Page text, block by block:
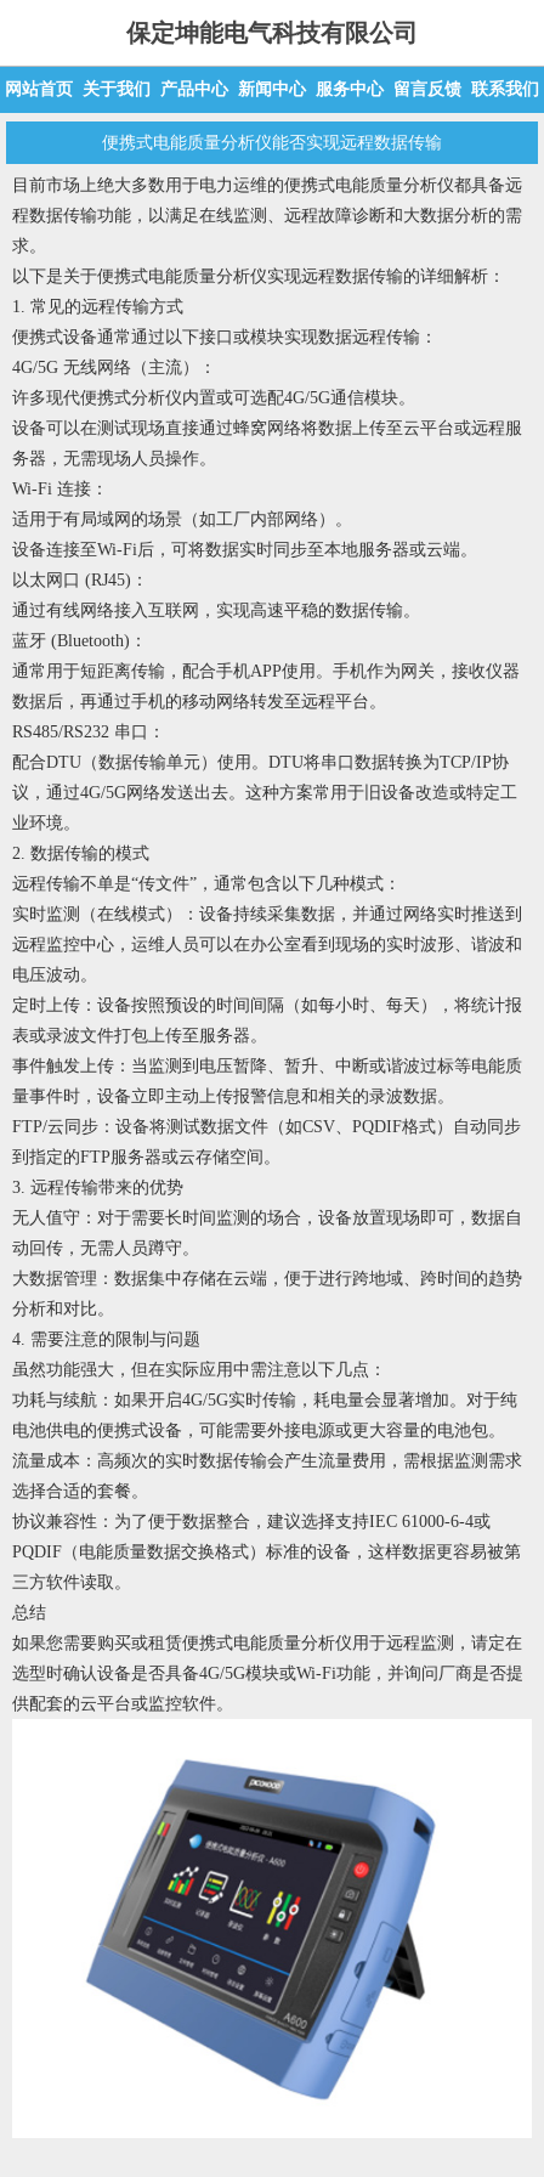
保定坤能电气科技有限公司
网站首页 关于我们 产品中心 新闻中心 服务中心 留言反馈 联系我们
便携式电能质量分析仪能否实现远程数据传输
目前市场上绝大多数用于电力运维的便携式电能质量分析仪都具备远
程数据传输功能，以满足在线监测、远程故障诊断和大数据分析的需
求。
以下是关于便携式电能质量分析仪实现远程数据传输的详细解析：
1. 常见的远程传输方式
便携式设备通常通过以下接口或模块实现数据远程传输：
4G/5G 无线网络（主流）：
许多现代便携式分析仪内置或可选配4G/5G通信模块。
设备可以在测试现场直接通过蜂窝网络将数据上传至云平台或远程服
务器，无需现场人员操作。
Wi-Fi 连接：
适用于有局域网的场景（如工厂内部网络）。
设备连接至Wi-Fi后，可将数据实时同步至本地服务器或云端。
以太网口 (RJ45)：
通过有线网络接入互联网，实现高速平稳的数据传输。
蓝牙 (Bluetooth)：
通常用于短距离传输，配合手机APP使用。手机作为网关，接收仪器
数据后，再通过手机的移动网络转发至远程平台。
RS485/RS232 串口：
配合DTU（数据传输单元）使用。DTU将串口数据转换为TCP/IP协
议，通过4G/5G网络发送出去。这种方案常用于旧设备改造或特定工
业环境。
2. 数据传输的模式
远程传输不单是“传文件”，通常包含以下几种模式：
实时监测（在线模式）：设备持续采集数据，并通过网络实时推送到
远程监控中心，运维人员可以在办公室看到现场的实时波形、谐波和
电压波动。
定时上传：设备按照预设的时间间隔（如每小时、每天），将统计报
表或录波文件打包上传至服务器。
事件触发上传：当监测到电压暂降、暂升、中断或谐波过标等电能质
量事件时，设备立即主动上传报警信息和相关的录波数据。
FTP/云同步：设备将测试数据文件（如CSV、PQDIF格式）自动同步
到指定的FTP服务器或云存储空间。
3. 远程传输带来的优势
无人值守：对于需要长时间监测的场合，设备放置现场即可，数据自
动回传，无需人员蹲守。
大数据管理：数据集中存储在云端，便于进行跨地域、跨时间的趋势
分析和对比。
4. 需要注意的限制与问题
虽然功能强大，但在实际应用中需注意以下几点：
功耗与续航：如果开启4G/5G实时传输，耗电量会显著增加。对于纯
电池供电的便携式设备，可能需要外接电源或更大容量的电池包。
流量成本：高频次的实时数据传输会产生流量费用，需根据监测需求
选择合适的套餐。
协议兼容性：为了便于数据整合，建议选择支持IEC 61000-6-4或
PQDIF（电能质量数据交换格式）标准的设备，这样数据更容易被第
三方软件读取。
总结
如果您需要购买或租赁便携式电能质量分析仪用于远程监测，请定在
选型时确认设备是否具备4G/5G模块或Wi-Fi功能，并询问厂商是否提
供配套的云平台或监控软件。